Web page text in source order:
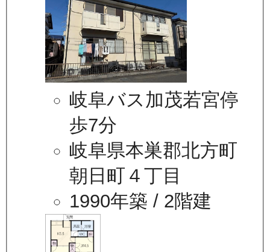
岐阜バス加茂若宮停
歩7分
岐阜県本巣郡北方町
朝日町４丁目
1990年築 / 2階建